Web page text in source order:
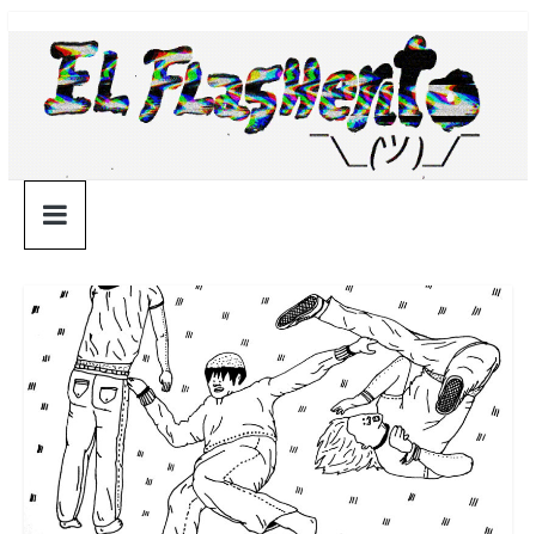
contenido
¯\_(ツ)_/
¯